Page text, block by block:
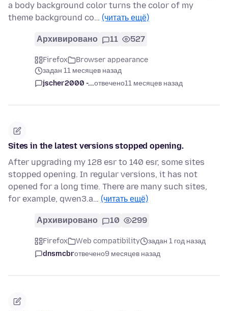
a body background color turns the color of my
theme background co… (читать ещё)
Архивировано 11 527
Firefox
Browser appearance
задан 11 месяцев назад
jscher2000 -...отвечено11 месяцев назад
Sites in the latest versions stopped opening.
After upgrading my 128 esr to 140 esr, some sites
stopped opening. In regular versions, it has not
opened for a long time. There are many such sites,
for example, qwen3.a… (читать ещё)
Архивировано 10 299
Firefox Web compatibility
задан 1 год назад
dnsmcbrотвечено9 месяцев назад